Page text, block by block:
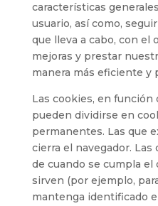
características
usuario, así como,
que lleva a cabo, con
mejoras y prestar
manera más eficiente y
Las cookies, en función
pueden dividirse en
permanentes. Las que
cierra el navegador.
de cuando se cumpla el
sirven (por ejemplo,
mantenga identificado